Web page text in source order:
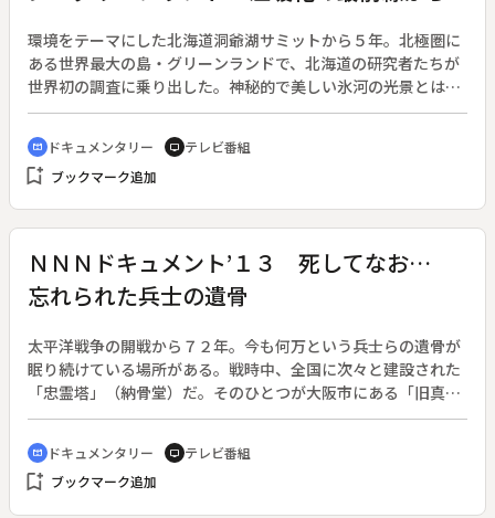
環境をテーマにした北海道洞爺湖サミットから５年。北極圏に
ある世界最大の島・グリーンランドで、北海道の研究者たちが
世界初の調査に乗り出した。神秘的で美しい氷河の光景とは裏
腹に、異変は想像を超えるスピードで進んでいた。地球の未来
を危ぶむ、私たちへの「メッセージ」を、氷の島は静かに伝え
ている。◆グリーンランドは、日本の約６倍もある面積のほと
んどを、分厚い氷床や氷河で覆われた「氷の島」。近年、この
響が疑われている。北極は気候変動の影響が地球上で最も顕著
に現れる地域とされていて、文部科学省は国立極地研究所をは
じめ国内３５機関の連携のもと、２０１１年度から５ヵ年計画
で、大規模な観測研究事業に乗り出した。◆ＨＴＢ北海道テレ
材。北緯７７度の街・カナックを拠点に、２０１３年６月下旬
から約１ヵ月間にわたり観測活動の最前線に迫りながら、氷河
などの貴重な映像を収めた。◆番組は、この１ヵ月に及ぶ学術
った。はるかグリーンランド・氷の島のメッセージは、私たち
に何を伝えるのか。
cinematic_blur ドキュメンタリー tv テレビ番組
bookmark_add ブックマーク追加
ＮＮＮドキュメント’１３ 死してなお…
忘れられた兵士の遺骨
太平洋戦争の開戦から７２年。今も何万という兵士らの遺骨が
眠り続けている場所がある。戦時中、全国に次々と建設された
「忠霊塔」（納骨堂）だ。そのひとつが大阪市にある「旧真田
山陸軍墓地」。この墓地には５千の墓石とともに納骨堂があ
り、昭和の戦争で亡くなった８千あまりの兵士の骨壷が当時そ
のままに残されている。納骨堂は当時の陸軍が深く関与して建
設されたが、戦後、国がその管理を事実上放棄し、遺骨の存在
cinematic_blur ドキュメンタリー tv テレビ番組
bookmark_add ブックマーク追加